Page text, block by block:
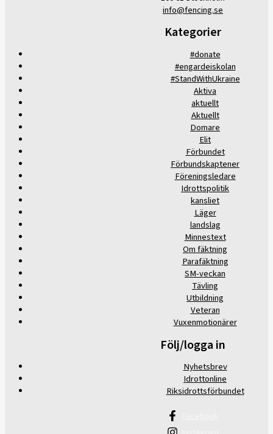
info@fencing.se
Kategorier
#donate
#engardeiskolan
#StandWithUkraine
Aktiva
aktuellt
Aktuellt
Domare
Elit
Förbundet
Förbundskaptener
Föreningsledare
Idrottspolitik
kansliet
Läger
landslag
Minnestext
Om fäktning
Parafäktning
SM-veckan
Tävling
Utbildning
Veteran
Vuxenmotionärer
Följ/logga in
Nyhetsbrev
Idrottonline
Riksidrottsförbundet